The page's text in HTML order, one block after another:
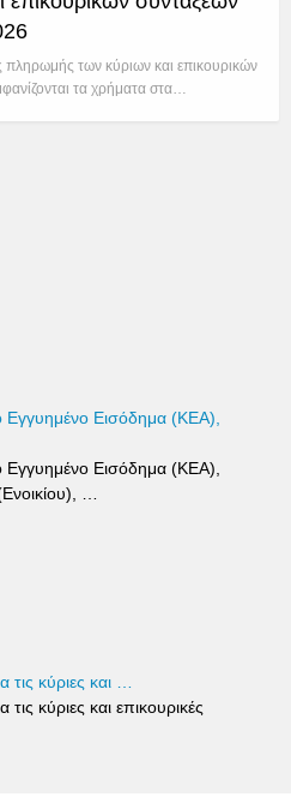
πληρωμής των κύριων και επικουρικών
τα χρήματα στα…
Εισόδημα (ΚΕΑ),
Εισόδημα (ΚΕΑ),
…
κύριες και …
κύριες και επικουρικές